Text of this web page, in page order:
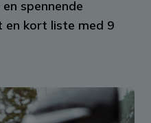
spennende
en kort liste med 9